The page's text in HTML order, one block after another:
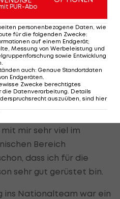
Wir sind sportlich
jetzt geht es in der
du zum besten Torhüter
du in der Form, in der
ist sehr gut verlaufen.
in einem sehr guten
mir sehr viel im
Bereich
dass ich für die
sehr gut gerüstet bin.
ins Nationalteam war ein
PUR-Abo
personenbezogene Daten, wie
für die folgenden Zwecke:
auf einem Endgerät;
Messung von Werbeleistung und
sowie Entwicklung
auch: Genaue Standortdaten
Endgeräten
Zwecke berechtigtes
die Datenverarbeitung. Details
auszuüben, sind hier